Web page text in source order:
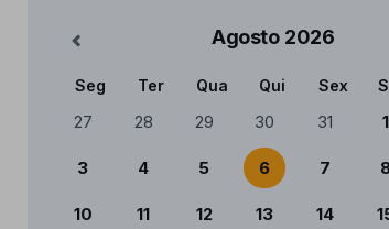
Agosto 2026
Anterior
Calendário
Seg Ter Qua Qui Sex
27 28 29 30 31 1
3 4 5 6 7
10 11 12 13 14